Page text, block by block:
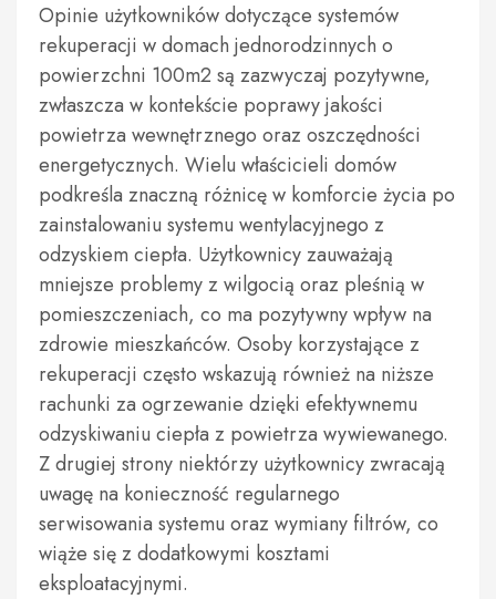
Opinie użytkowników dotyczące systemów
rekuperacji w domach jednorodzinnych o
powierzchni 100m2 są zazwyczaj pozytywne,
zwłaszcza w kontekście poprawy jakości
powietrza wewnętrznego oraz oszczędności
energetycznych. Wielu właścicieli domów
podkreśla znaczną różnicę w komforcie życia po
zainstalowaniu systemu wentylacyjnego z
odzyskiem ciepła. Użytkownicy zauważają
mniejsze problemy z wilgocią oraz pleśnią w
pomieszczeniach, co ma pozytywny wpływ na
zdrowie mieszkańców. Osoby korzystające z
rekuperacji często wskazują również na niższe
rachunki za ogrzewanie dzięki efektywnemu
odzyskiwaniu ciepła z powietrza wywiewanego.
Z drugiej strony niektórzy użytkownicy zwracają
uwagę na konieczność regularnego
serwisowania systemu oraz wymiany filtrów, co
wiąże się z dodatkowymi kosztami
eksploatacyjnymi.